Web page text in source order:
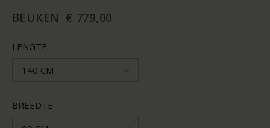
BEUKEN € 779,00
LENGTE
140 CM
BREEDTE